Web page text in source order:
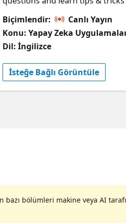
Biçimlendir:
Canlı Yayın
Konu: Yapay Zeka
Dil: İngilizce
İsteğe Bağlı Görüntüle
bazı bölümleri makine veya AI